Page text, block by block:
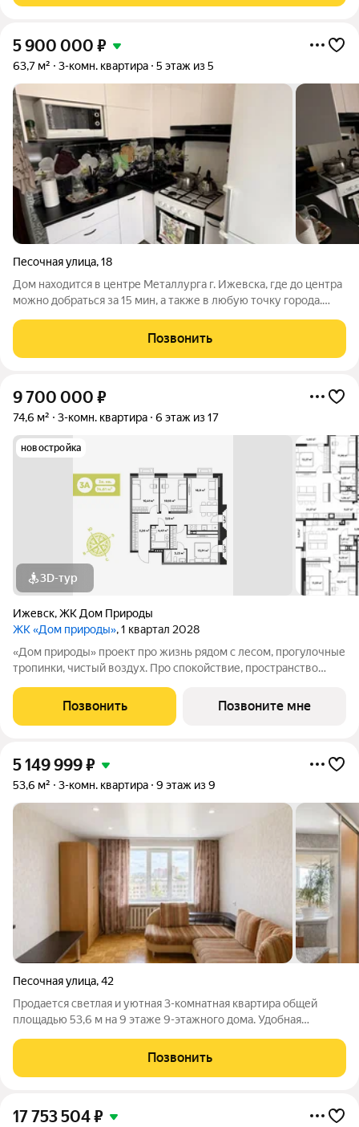
5 900 000 ₽
63,7 м² 3-комн. квартира 5 этаж из 5
Песочная улица,18
Дом находится в центре Металлурга г. Ижевска, где до центра
можно добраться за 15 мин, а также в любую точку города.
Зоопарк, Динопарк. Остановка от дома в шаговой доступности.
О доме: Дом
Позвонить
9 700 000 ₽
74,6 м² 3-комн. квартира 6 этаж из 17
новостройка
3D-тур
Ижевск,ЖК Дом Природы
ЖК «Дом природы», 1 квартал 2028
«Дом природы» проект про жизнь рядом с лесом, прогулочные
тропинки, чистый воздух. Про спокойствие, пространство
Жилой комплекс расположен в 10 минутах от центра города,
автомобилисты оценят
Позвонить Позвоните мне
5 149 999₽
53,6 м² 3-комн. квартира 9 этаж из 9
Песочная улица,42
Продается светлая и уютная 3-комнатная квартира общей
площадью 53,6 м на 9 этаже 9-этажного дома. Удобная
отдельную кухню, раздельный санузел и большую лоджию.
Квартира в хорошем жилом состоянии:
Позвонить
17 753 504₽